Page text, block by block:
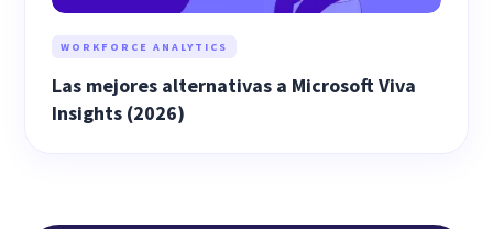
WORKFORCE ANALYTICS
Las mejores alternativas a Microsoft Viva
Insights (2026)